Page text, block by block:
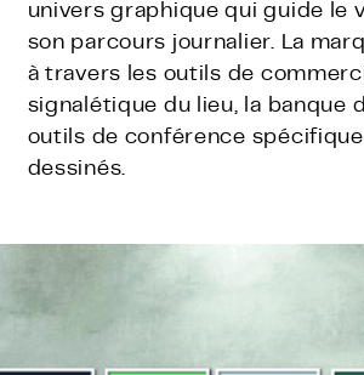
univers graphique qui guide le
son parcours journalier. La
à travers les outils de
signalétique du lieu, la banque
outils de conférence
dessinés.